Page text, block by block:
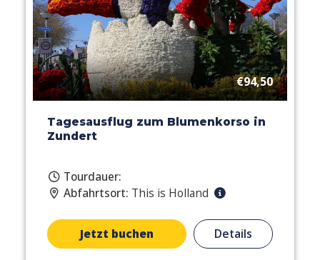
€94,50
Tagesausflug zum Blumenkorso in
Zundert
Tourdauer:
Abfahrtsort: This is Holland
Jetzt buchen Details